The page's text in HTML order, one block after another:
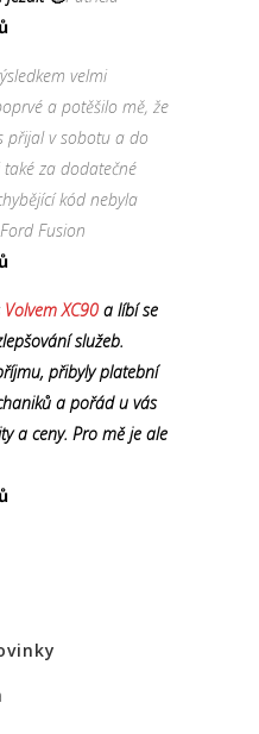
velmi
a potěšilo mě, že
přijal v sobotu a do
za dodatečné
kód nebyla
Fusion
Volvem XC90 a líbí se
služeb.
přibyly platební
a pořád u vás
a ceny. Pro mě je ale